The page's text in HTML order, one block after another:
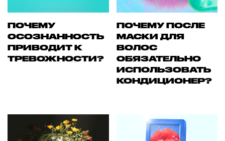
ПОЧЕМУ
ОСОЗНАННОСТЬ
ПРИВОДИТ К
ТРЕВОЖНОСТИ?
ПОЧЕМУ ПОСЛЕ
МАСКИ ДЛЯ
ВОЛОС
ОБЯЗАТЕЛЬНО
ИСПОЛЬЗОВАТЬ
КОНДИЦИОНЕР?